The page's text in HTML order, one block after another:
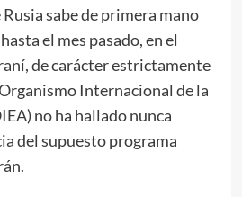
sabe de primera mano
el mes pasado, en el
de carácter estrictamente
Internacional de la
no ha hallado nunca
del supuesto programa